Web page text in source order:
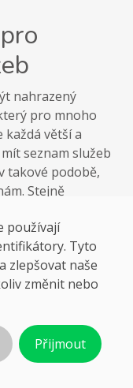
nahrazený
pro mnoho
každá větší a
seznam služeb
takové podobě,
Stejně
- obecně
desk.
Katalog IT
používat
můžete
používají
Tyto
zlepšovat naše
změnit nebo
Přijmout